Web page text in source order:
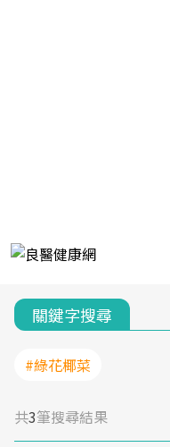
關鍵字搜尋
#綠花椰菜
共3筆搜尋結果